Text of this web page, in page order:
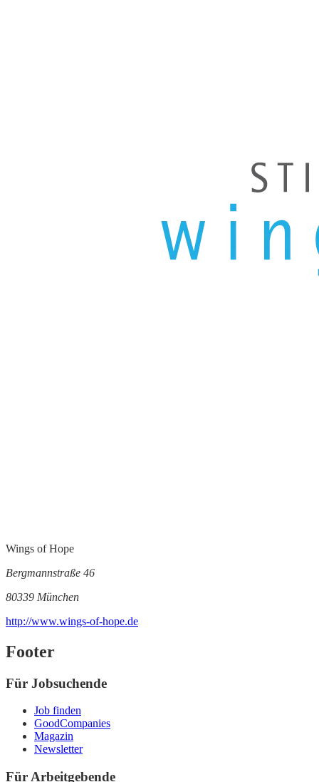
Wings of Hope
Bergmannstraße 46
80339 München
http://www.wings-of-hope.de
Footer
Für Jobsuchende
Job finden
GoodCompanies
Magazin
Newsletter
Für Arbeitgebende